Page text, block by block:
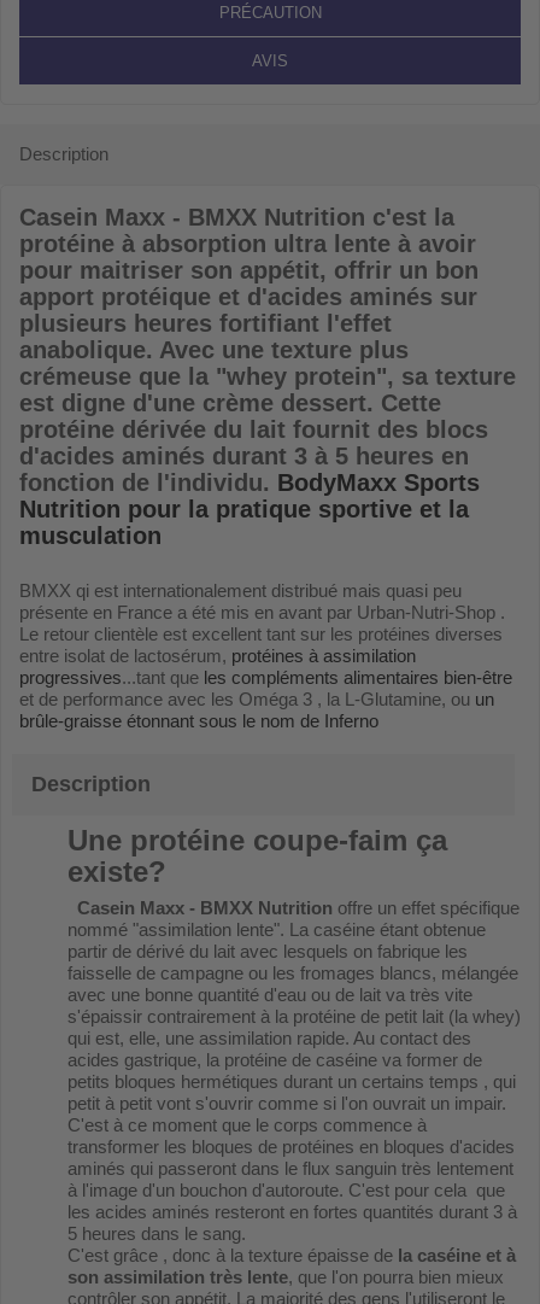
PRÉCAUTION
AVIS
Description
Casein Maxx - BMXX Nutrition c'est la
protéine à absorption ultra lente à avoir
pour maitriser son appétit, offrir un bon
apport protéique et d'acides aminés sur
plusieurs heures fortifiant l'effet
anabolique. Avec une texture plus
crémeuse que la "whey protein", sa texture
est digne d'une crème dessert. Cette
protéine dérivée du lait fournit des blocs
d'acides aminés durant 3 à 5 heures en
fonction de l'individu. BodyMaxx Sports
Nutrition pour la pratique sportive et la
musculation
BMXX qi est internationalement distribué mais quasi peu
présente en France a été mis en avant par Urban-Nutri-Shop .
Le retour clientèle est excellent tant sur les protéines diverses
entre isolat de lactosérum, protéines à assimilation
progressives...tant que les compléments alimentaires bien-être
et de performance avec les Oméga 3 , la L-Glutamine, ou un
brûle-graisse étonnant sous le nom de Inferno
Description
Une protéine coupe-faim ça
existe?
Casein Maxx - BMXX Nutrition offre un effet spécifique
nommé "assimilation lente". La caséine étant obtenue
partir de dérivé du lait avec lesquels on fabrique les
faisselle de campagne ou les fromages blancs, mélangée
avec une bonne quantité d'eau ou de lait va très vite
s'épaissir contrairement à la protéine de petit lait (la whey)
qui est, elle, une assimilation rapide. Au contact des
acides gastrique, la protéine de caséine va former de
petits bloques hermétiques durant un certains temps , qui
petit à petit vont s'ouvrir comme si l'on ouvrait un impair.
C'est à ce moment que le corps commence à
transformer les bloques de protéines en bloques d'acides
aminés qui passeront dans le flux sanguin très lentement
à l'image d'un bouchon d'autoroute. C'est pour cela que
les acides aminés resteront en fortes quantités durant 3 à
5 heures dans le sang.
C'est grâce , donc à la texture épaisse de la caséine et à
son assimilation très lente, que l'on pourra bien mieux
contrôler son appétit. La majorité des gens l'utiliseront le